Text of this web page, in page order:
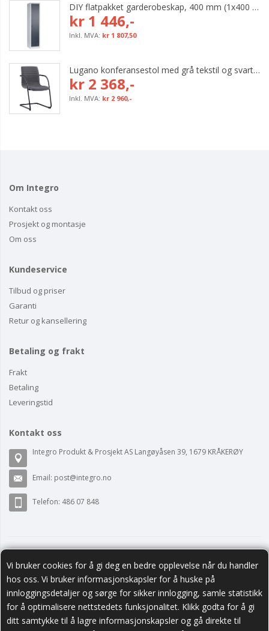
Vi bruker cookies for å gi deg en bedre opplevelse når du handler
hos oss. Vi bruker informasjonskapsler for å huske på
innloggingsdetaljer og sørge for sikker innlogging, samle statistikk
for å optimalisere nettstedets funksjonalitet. Klikk godta for å gi
ditt samtykke til å lagre informasjonskapsler og gå direkte til
DIY flatpakket garderobeskap, 400 mm (1x400 mm = 1 rom)
kr 1 446,-
kr 1 807,50
Lugano konferansestol med grå tekstil og svart bøyleunderstell
kr 2 368,-
kr 2 960,-
Om Integro
Kontakt oss
Prosjekt og montasje
Om oss
Kundeservice
Tilbud og priser
Garanti
Retur og kansellering
Betaling og frakt
Frakt
Betaling
Leveringstid
Kontakt oss
Integro Produkt & Prosjekt AS Langøyåsen 39, 1679 KRÅKERØY
Email: post@integro.no
Telefon: 486 07 848